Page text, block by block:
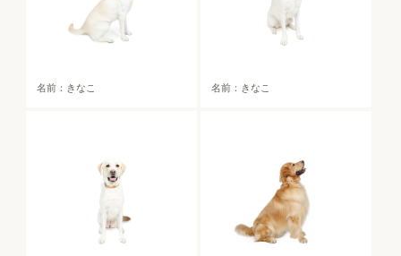
名前：きなこ 名前：きなこ